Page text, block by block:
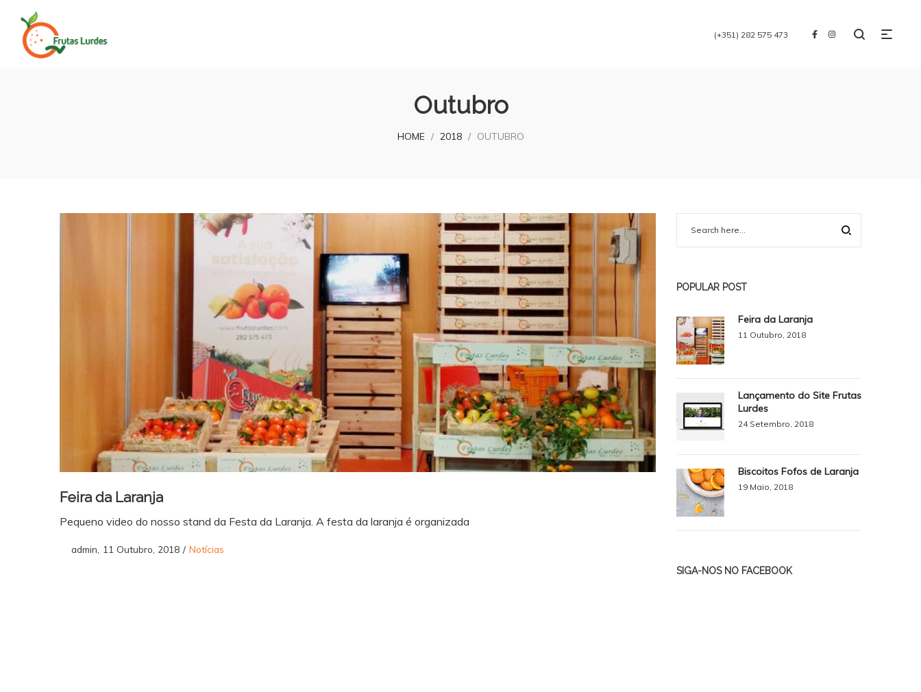
(+351) 282 575 473
Outubro
HOME / 2018 / OUTUBRO
Feira da Laranja
Pequeno video do nosso stand da Festa da Laranja. A festa da laranja é organizada
byadmin
Posted
11 Outubro, 2018
Posted
Notícias
POPULAR POST
Feira da Laranja
11 Outubro, 2018
Lançamento do Site Frutas
Lurdes
24 Setembro, 2018
Biscoitos Fofos de Laranja
19 Maio, 2018
SIGA-NOS NO FACEBOOK